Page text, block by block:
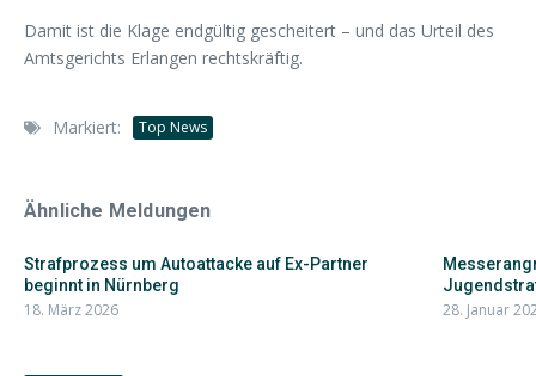
Damit ist die Klage endgültig gescheitert – und das Urteil des
Amtsgerichts Erlangen rechtskräftig.
Markiert: Top News
Ähnliche Meldungen
Strafprozess um Autoattacke auf Ex-Partner
beginnt in Nürnberg
18. März 2026 28. Januar